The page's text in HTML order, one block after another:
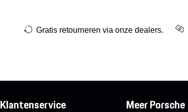
Gratis retourneren via onze dealers.
Klantenservice Meer Porsche